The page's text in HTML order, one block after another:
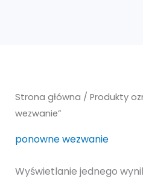
Strona główna / Produkty
wezwanie”
ponowne wezwanie
Wyświetlanie jednego